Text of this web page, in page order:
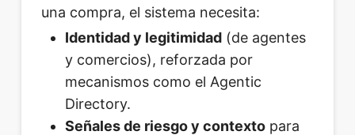
una compra, el sistema necesita:
Identidad y legitimidad(de agentes
y comercios), reforzada por
mecanismos como el Agentic
Directory.
Señales de riesgo y contextopara